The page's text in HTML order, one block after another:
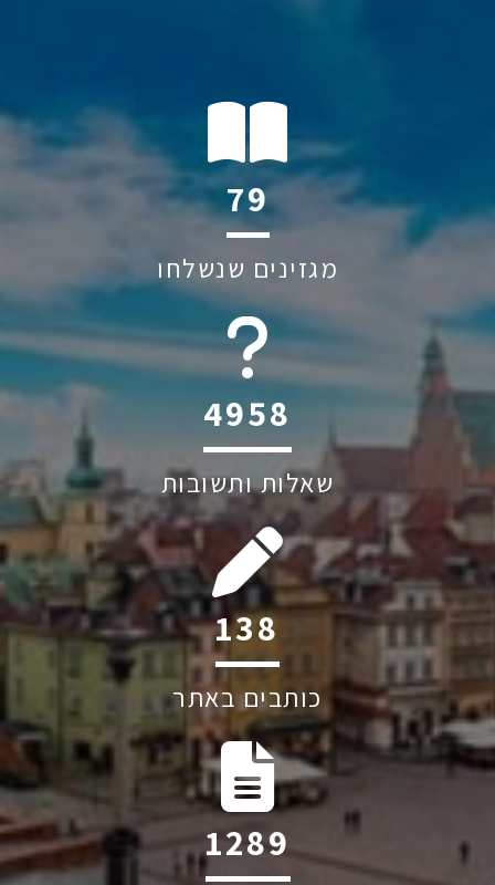
110
מגזינים שנשלחו
6045
שאלות ותשובות
193
כותבים באתר
1798